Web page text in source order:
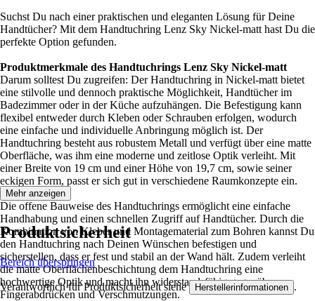
Suchst Du nach einer praktischen und eleganten Lösung für Deine
Handtücher? Mit dem Handtuchring Lenz Sky Nickel-matt hast Du die
perfekte Option gefunden.
Produktmerkmale des Handtuchrings Lenz Sky Nickel-matt
Darum solltest Du zugreifen: Der Handtuchring in Nickel-matt bietet
eine stilvolle und dennoch praktische Möglichkeit, Handtücher im
Badezimmer oder in der Küche aufzuhängen. Die Befestigung kann
flexibel entweder durch Kleben oder Schrauben erfolgen, wodurch
eine einfache und individuelle Anbringung möglich ist. Der
Handtuchring besteht aus robustem Metall und verfügt über eine matte
Oberfläche, was ihm eine moderne und zeitlose Optik verleiht. Mit
einer Breite von 19 cm und einer Höhe von 19,7 cm, sowie seiner
eckigen Form, passt er sich gut in verschiedene Raumkonzepte ein.
Die offene Bauweise des Handtuchrings ermöglicht eine einfache
Handhabung und einen schnellen Zugriff auf Handtücher. Durch die
Kombination von Kleber und Montagematerial zum Bohren kannst Du
den Handtuchring nach Deinen Wünschen befestigen und
sicherstellen, dass er fest und stabil an der Wand hält. Zudem verleiht
die matte Oberflächenbeschichtung dem Handtuchring eine
hochwertige Optik und macht ihn widerstandsfähig gegenüber
Fingerabdrücken und Verschmutzungen.
Mehr anzeigen
Produktsicherheit
Bereich überspringen
Verantwortlich für Produktsicherheit siehe Herstellerinformationen .